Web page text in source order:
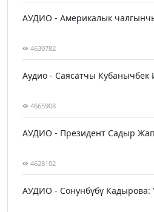
АУДИО - Америкалык
4630782
Аудио - Саясатчы Кубанычбек
4665908
АУДИО - Президент Садыр
4628102
АУДИО - Сонунбүбү Кадырова: